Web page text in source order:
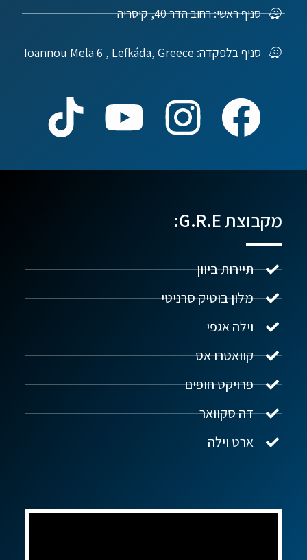
סניף ראשי: רחוב הדר 40, קיסריה
סניף בלפקדה: Ioannou Mela 6 , Lefkáda, Greece
מקבוצת G.R.E:
תיירות ביוון
מלון בוטיק סרניטי
וילה אגפי
קוואטרו אס
פרויקט חופים
דה סקוואר
ארט וילה
נדל"ן ביוון G.R.E
שלום! איך אפשר לעזור?